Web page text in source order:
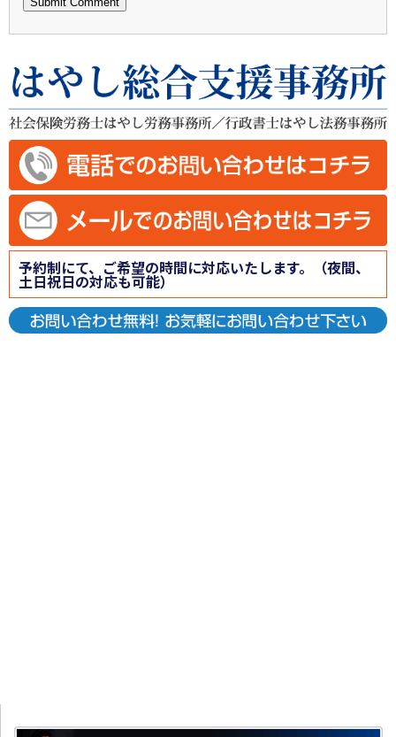
予約制にて、ご希望の時間に対応いたします。（夜間、
土日祝日の対応も可能）